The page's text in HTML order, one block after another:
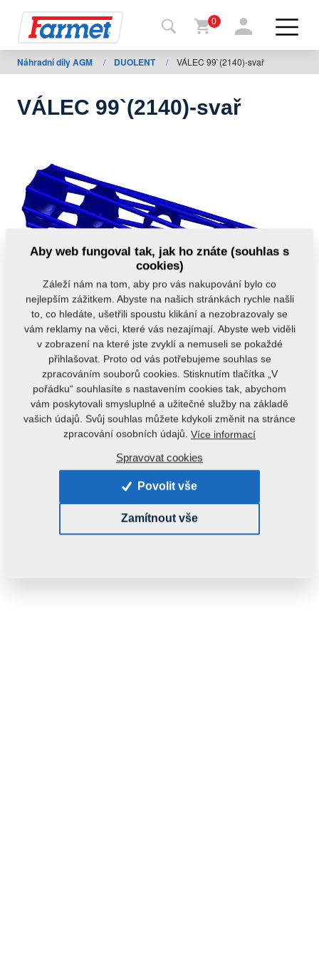
Zpět
na
Moje
stroje
stažení
0
Náhradní díly AGM / DUOLENT / VÁLEC 99`(2140)-svař
VÁLEC 99`(2140)-svař
Kód produktu: 3001726
Tento díl je použitelný i pro následující stroje:
DUOLENT
143,9150 kg
Aby web fungoval tak, jak ho znáte (souhlas s
cookies)
Záleží nám na tom, aby pro vás nakupování bylo co
nejlepším zážitkem. Abyste na našich stránkách rychle našli
to, co hledáte, ušetřili spoustu klikání a nezobrazovaly se
vám reklamy na věci, které vás nezajímají. Abyste web viděli
v zobrazení na které jste zvyklí a nemuseli se pokaždé
přihlašovat. Proto od vás potřebujeme souhlas se
zpracováním souborů cookies. Stisknutím tlačítka „V
pořádku“ souhlasíte s nastavením cookies tak, abychom
vám poskytovali smysluplné a užitečné služby na základě
vašich údajů. Svůj souhlas můžete kdykoli změnit na stránce
zpracování osobních údajů. Více informací
Spravovat cookies
Povolit vše
Zamítnout vše